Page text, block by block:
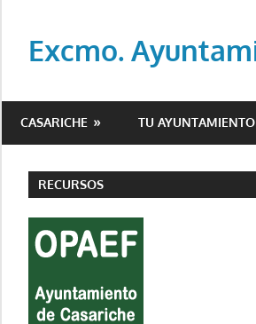
contenido
Excmo.
del
de
Casariche
CASARICHE TU AYUNTAMIENTO
RECURSOS